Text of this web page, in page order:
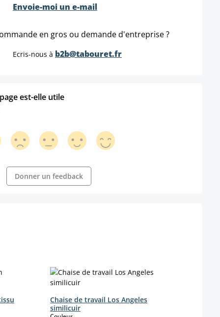
Envoie-moi un e-mail
en gros ou demande d'entreprise ?
Ecris-nous à b2b@tabouret.fr
est-elle utile
Donner un feedback
Chaise de travail Los Angeles
similicuir